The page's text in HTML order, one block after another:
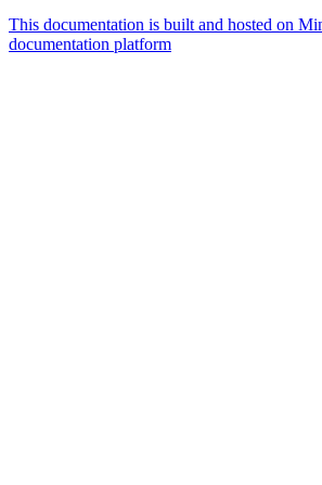
This documentation is built and hosted on
documentation platform